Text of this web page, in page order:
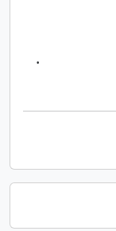
·